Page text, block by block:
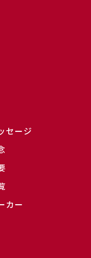
セージ
カー